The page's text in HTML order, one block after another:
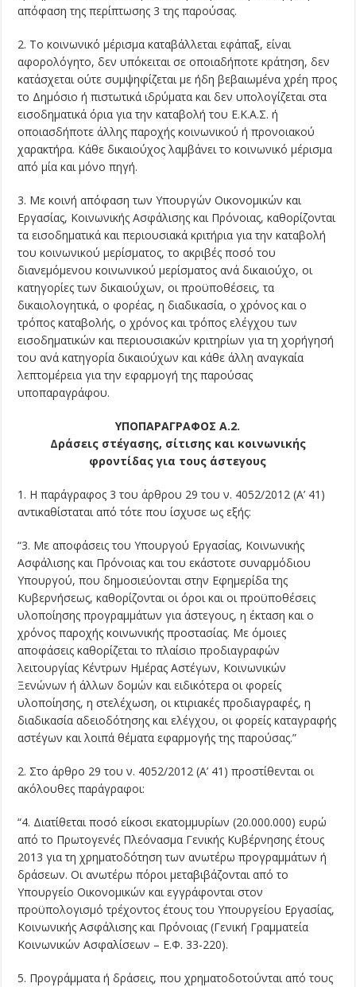
απόφαση της περίπτωσης 3 της παρούσας.
2. Το κοινωνικό μέρισμα καταβάλλεται εφάπαξ, είναι
αφορολόγητο, δεν υπόκειται σε οποιαδήποτε κράτηση, δεν
κατάσχεται ούτε συμψηφίζεται με ήδη βεβαιωμένα χρέη προς
το Δημόσιο ή πιστωτικά ιδρύματα και δεν υπολογίζεται στα
εισοδηματικά όρια για την καταβολή του Ε.Κ.Α.Σ. ή
οποιασδήποτε άλλης παροχής κοινωνικού ή προνοιακού
χαρακτήρα. Κάθε δικαιούχος λαμβάνει το κοινωνικό μέρισμα
από μία και μόνο πηγή.
3. Με κοινή απόφαση των Υπουργών Οικονομικών και
Εργασίας, Κοινωνικής Ασφάλισης και Πρόνοιας, καθορίζονται
τα εισοδηματικά και περιουσιακά κριτήρια για την καταβολή
του κοινωνικού μερίσματος, το ακριβές ποσό του
διανεμόμενου κοινωνικού μερίσματος ανά δικαιούχο, οι
κατηγορίες των δικαιούχων, οι προϋποθέσεις, τα
δικαιολογητικά, ο φορέας, η διαδικασία, ο χρόνος και ο
τρόπος καταβολής, ο χρόνος και τρόπος ελέγχου των
εισοδηματικών και περιουσιακών κριτηρίων για τη χορήγησή
του ανά κατηγορία δικαιούχων και κάθε άλλη αναγκαία
λεπτομέρεια για την εφαρμογή της παρούσας
υποπαραγράφου.
ΥΠΟΠΑΡΑΓΡΑΦΟΣ Α.2.
Δράσεις στέγασης, σίτισης και κοινωνικής
φροντίδας για τους άστεγους
1. Η παράγραφος 3 του άρθρου 29 του ν. 4052/2012 (Α’ 41)
αντικαθίσταται από τότε που ίσχυσε ως εξής:
“3. Με αποφάσεις του Υπουργού Εργασίας, Κοινωνικής
Ασφάλισης και Πρόνοιας και του εκάστοτε συναρμόδιου
Υπουργού, που δημοσιεύονται στην Εφημερίδα της
Κυβερνήσεως, καθορίζονται οι όροι και οι προϋποθέσεις
υλοποίησης προγραμμάτων για άστεγους, η έκταση και ο
χρόνος παροχής κοινωνικής προστασίας. Με όμοιες
αποφάσεις καθορίζεται το πλαίσιο προδιαγραφών
λειτουργίας Κέντρων Ημέρας Αστέγων, Κοινωνικών
Ξενώνων ή άλλων δομών και ειδικότερα οι φορείς
υλοποίησης, η στελέχωση, οι κτιριακές προδιαγραφές, η
διαδικασία αδειοδότησης και ελέγχου, οι φορείς καταγραφής
αστέγων και λοιπά θέματα εφαρμογής της παρούσας.”
2. Στο άρθρο 29 του ν. 4052/2012 (Α’ 41) προστίθενται οι
ακόλουθες παράγραφοι:
“4. Διατίθεται ποσό είκοσι εκατομμυρίων (20.000.000) ευρώ
από το Πρωτογενές Πλεόνασμα Γενικής Κυβέρνησης έτους
2013 για τη χρηματοδότηση των ανωτέρω προγραμμάτων ή
δράσεων. Οι ανωτέρω πόροι μεταβιβάζονται από το
Υπουργείο Οικονομικών και εγγράφονται στον
προϋπολογισμό τρέχοντος έτους του Υπουργείου Εργασίας,
Κοινωνικής Ασφάλισης και Πρόνοιας (Γενική Γραμματεία
Κοινωνικών Ασφαλίσεων – Ε.Φ. 33-220).
5. Προγράμματα ή δράσεις, που χρηματοδοτούνται από τους